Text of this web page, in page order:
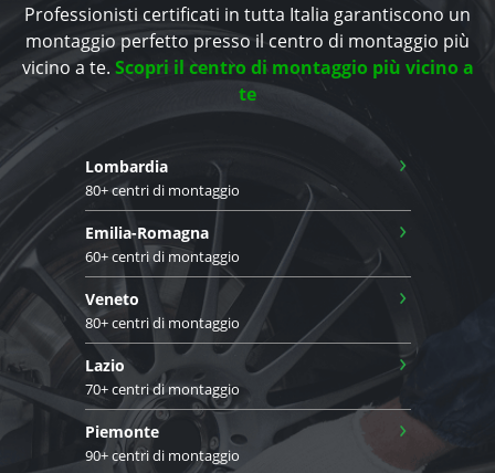
Professionisti certificati in tutta Italia garantiscono un
montaggio perfetto presso il centro di montaggio più
vicino a te. Scopri il centro di montaggio più vicino a
te
Lombardia
80+ centri di montaggio
›
Emilia-Romagna
60+ centri di montaggio
›
Veneto
80+ centri di montaggio
›
Lazio
70+ centri di montaggio
›
Piemonte
90+ centri di montaggio
›